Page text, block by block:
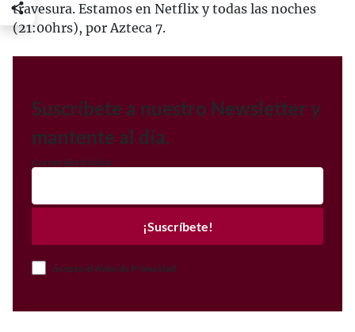
travesura. Estamos en Netflix y todas las noches
(21:00hrs), por Azteca 7.
Suscríbete a nuestro Newsletter y
mantente al día.
Correo electrónico
¡Suscríbete!
Acepto el Aviso de Privacidad